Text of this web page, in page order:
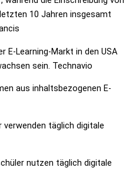
10 Jahren insgesamt
E-Learning-Markt in den USA
sein. Technavio
aus inhaltsbezogenen E-
verwenden täglich digitale
nutzen täglich digitale